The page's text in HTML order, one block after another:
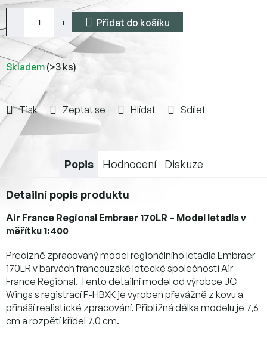
Skladem (>3 ks)
Přidat do košíku
Tisk Zeptat se Hlídat Sdílet
Popis Hodnocení Diskuze
Detailní popis produktu
Air France Regional Embraer 170LR – Model letadla v
měřítku 1:400
Precizně zpracovaný model regionálního letadla Embraer
170LR v barvách francouzské letecké společnosti Air
France Regional. Tento detailní model od výrobce JC
Wings s registrací F-HBXK je vyroben převážně z kovu a
přináší realistické zpracování. Přibližná délka modelu je 7,6
cm a rozpětí křídel 7,0 cm.